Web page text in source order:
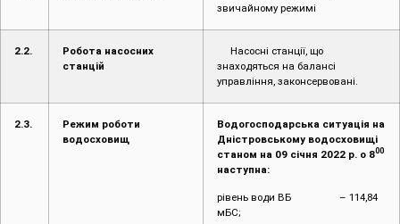
звичайному режимі
2.2.
Робота насосних
станцій
Насосні станції, що
знаходяться на балансі
управління, законсервовані.
2.3.
Режим роботи
водосховищ
Водогосподарська ситуація на
Дністровському водосховищі
станом на 09 січня 2022 р. о 800
наступна:
рівень води ВБ – 114,84
мБС;